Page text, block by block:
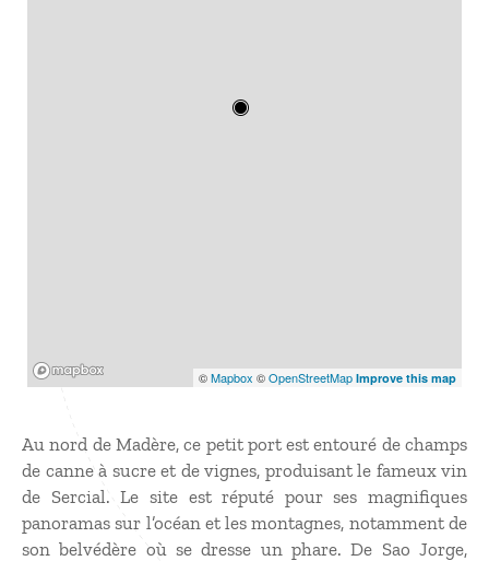
©Mapbox ©OpenStreetMap Improve this map
Au nord de Madère, ce petit port est entouré de champs
de canne à sucre et de vignes, produisant le fameux vin
de Sercial. Le site est réputé pour ses magnifiques
panoramas sur l’océan et les montagnes, notamment de
son belvédère où se dresse un phare. De Sao Jorge,